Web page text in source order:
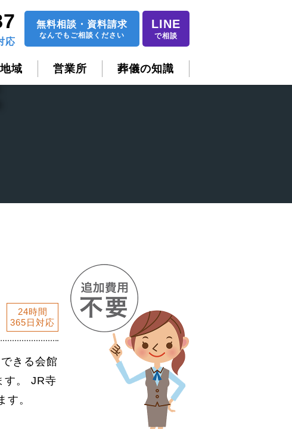
応
無料相談 ・ 資料請求
なんでもご相談ください
LINE
で相談
域 営業所 葬儀の知識
24時間
365日対応
きる会館
す。 JR寺
。